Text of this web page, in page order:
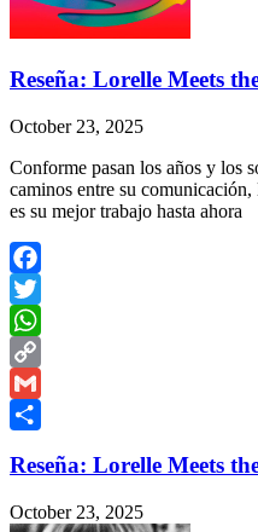
Reseña: Lorelle Meets
October 23, 2025
Conforme pasan los años y los
caminos entre su
es su mejor trabajo hasta ahora
Facebook
Twitter
WhatsApp
Copy
Link
Gmail
Reseña: Lorelle Meets
October 23, 2025